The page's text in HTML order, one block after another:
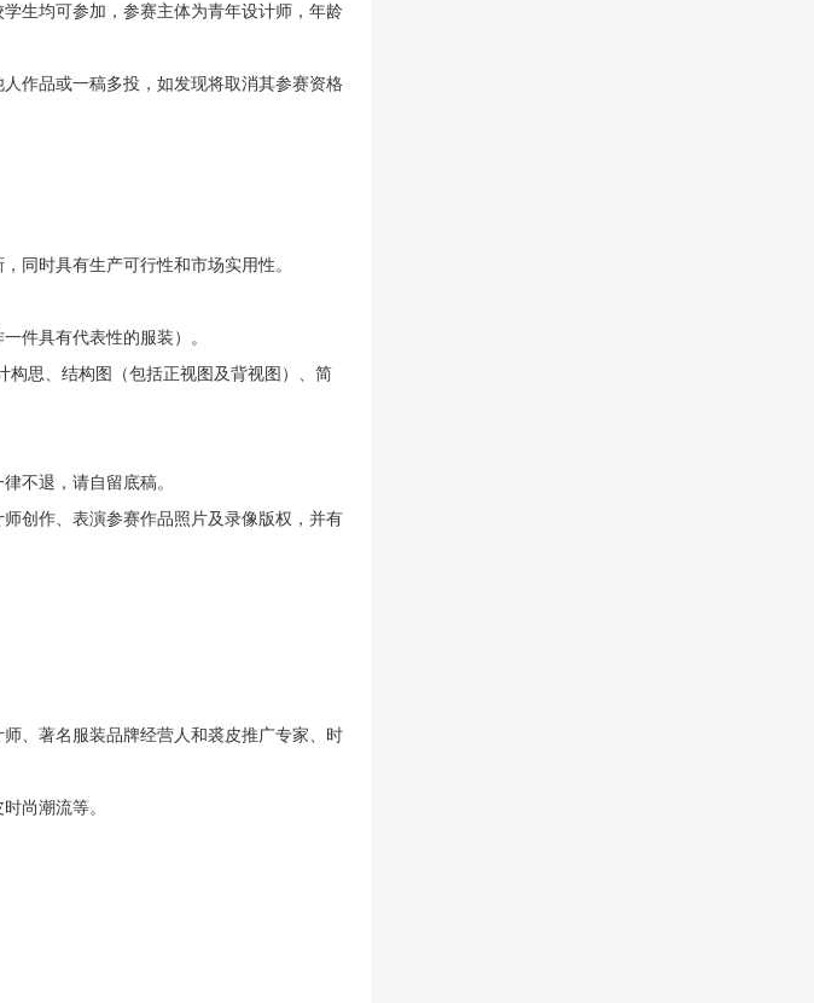
生均可参加，参赛主体为青年设计师，年龄
作品或一稿多投，如发现将取消其参赛资格
同时具有生产可行性和市场实用性。
件具有代表性的服装）。
构思、结构图（包括正视图及背视图）、简
不退，请自留底稿。
创作、表演参赛作品照片及录像版权，并有
、著名服装品牌经营人和裘皮推广专家、时
尚潮流等。